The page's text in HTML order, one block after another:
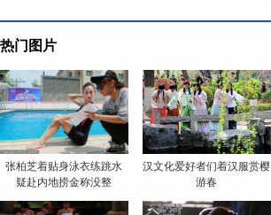
热门图片
张柏芝着贴身泳衣练跳水
疑赴内地捞金称没整
汉文化爱好者们着汉服赏樱
游春